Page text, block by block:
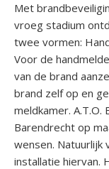
Met
vroeg stadium
twee vormen:
Voor de
van de brand
brand zelf op en
meldkamer.
Barendrecht op
wensen. Natuurlijk
installatie hiervan.